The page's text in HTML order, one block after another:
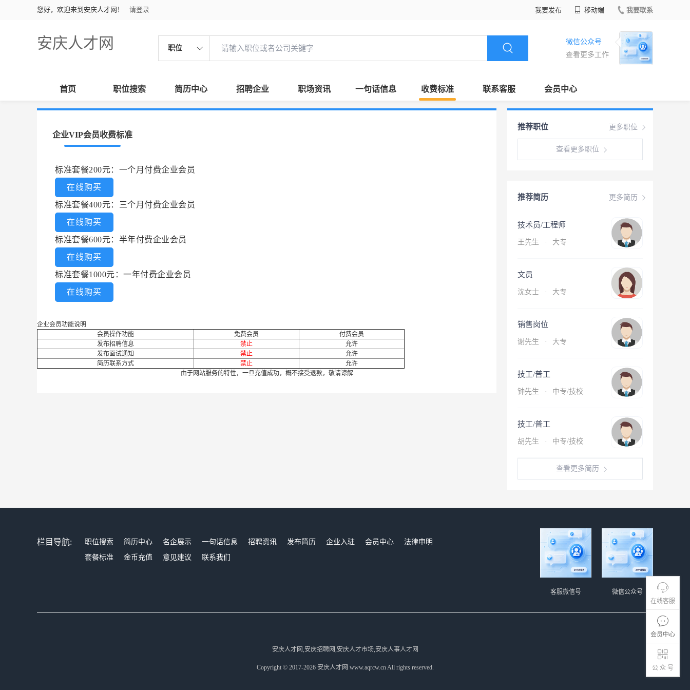
您好，欢迎来到安庆人才网！ 请登录 我要发布 移动端 我要联系
安庆人才网 职位
微信公众号
查看更多工作
首页 职位搜索 简历中心 招聘企业 职场资讯 一句话信息 收费标准 联系客服 会员中心
在线客服
会员中心
公 众 号
企业VIP会员收费标准
标准套餐200元：一个月付费企业会员
在线购买
标准套餐400元：三个月付费企业会员
在线购买
标准套餐600元：半年付费企业会员
在线购买
标准套餐1000元：一年付费企业会员
在线购买
企业会员功能说明
会员操作功能
免费会员
付费会员
发布招聘信息
禁止
允许
发布面试通知
禁止
允许
简历联系方式
禁止
允许
由于网站服务的特性，一旦充值成功，概不接受退款，敬请谅解
更多职位
推荐职位
查看更多职位
更多简历
推荐简历
技术员/工程师
王先生 · 大专
文员
沈女士 · 大专
销售岗位
谢先生 · 大专
技工/普工
钟先生 · 中专/技校
技工/普工
胡先生 · 中专/技校
查看更多简历
栏目导航: 职位搜索 简历中心 名企展示 一句话信息 招聘资讯 发布简历 企业入驻 会员中心
法律申明
套餐标准
金币充值 意见建议 联系我们
微信公众号
客服微信号
安庆人才网,安庆招聘网,安庆人才市场,安庆人事人才网
Copyright © 2017-2026 安庆人才网 www.aqrcw.cn All rights reserved.